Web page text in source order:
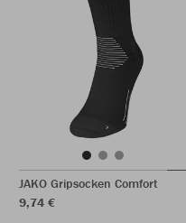
JAKO Gripsocken Comfort
9,74 €